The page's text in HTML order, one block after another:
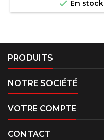
 En stock
PRODUITS
NOTRE SOCIÉTÉ
VOTRE COMPTE
CONTACT